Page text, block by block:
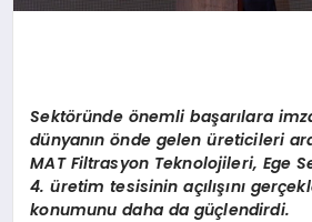
Sektöründe önemli başarılara
dünyanın önde gelen üreticileri
MAT Filtrasyon Teknolojileri, Ege
4. üretim tesisinin açılışını
konumunu daha da güçlendirdi.